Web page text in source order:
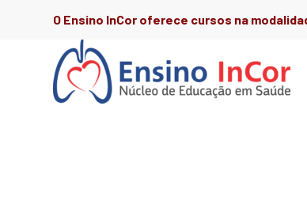
O Ensino InCor oferece cursos na